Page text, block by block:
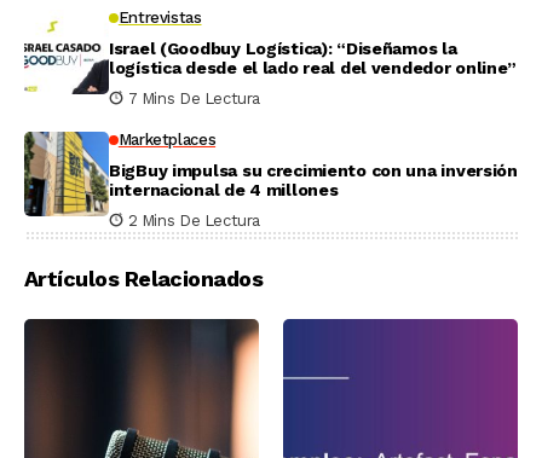
Entrevistas
Israel (Goodbuy Logística): “Diseñamos la
logística desde el lado real del vendedor online”
7 Mins De Lectura
Marketplaces
BigBuy impulsa su crecimiento con una inversión
internacional de 4 millones
2 Mins De Lectura
Artículos Relacionados